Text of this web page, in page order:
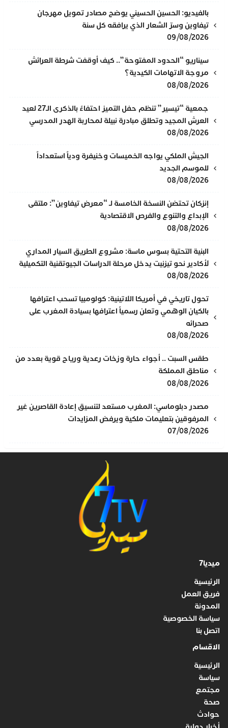
بالفيديو: الحسين الحسيني يوضح مصادر تمويل مهرجان
تيفاوين وسرّ الشعار الذي يرافقه كل سنة
09/08/2026
​سيناريو “الحدود المفتوحة”.. كيف أوقفت شرطة العرائش
مروجة الاتهامات الكيدية؟
08/08/2026
جمعية “تيسير” تنظم حفل التميز احتفاءً بالذكرى الـ27 لعيد
العرش المجيد وتطلق مبادرة نبيلة لمحاربة الهدر المدرسي
08/08/2026
الجيش الملكي يواجه الخميسات وخنيفرة ودياً استعداداً
للموسم الجديد
08/08/2026
إنزكان تحتضن النسخة الخامسة لـ “معرض تيفاوين”: ملتقى
الإبداع والتنوع والفرص الاقتصادية
08/08/2026
البنية التحتية بسوس ماسة: مشروع الطريق السيار المداري
لأكادير نحو تيزنيت يدخل مرحلة الدراسات الجيوتقنية التكميلية
08/08/2026
تحول تاريخي في أمريكا اللاتينية: كولومبيا تسحب اعترافها
بالكيان الوهمي وتعلن رسمياً اعترافها بسيادة المغرب على
صحرائه
08/08/2026
طقس السبت .. أجواء حارة وزخات رعدية ورياح قوية بعدد من
مناطق المملكة
08/08/2026
مصدر دبلوماسي: المغرب مستعد لتنسيق إعادة القاصرين غير
المرفوقين بتعليمات ملكية ويرفض المزايدات
07/08/2026
ميديا7
الرئيسية
فريق العمل
المدونة
سياسة الخصوصية
اتصل بنا
الاقسام
الرئيسية
سياسة
مجتمع
صحة
حوادث